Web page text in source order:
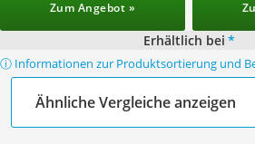
Zum Angebot »
Erhältlich bei *
ⓘ Informationen zur Produktsortierung und
Ähnliche Vergleiche anzeigen